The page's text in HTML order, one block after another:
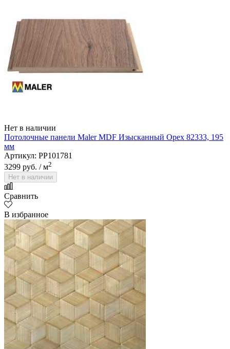
AquaFloor
Нет в наличии
Потолочные панели Maler MDF Изысканный Орех 82333, 195
мм
Артикул: PP101781
3299 руб. / м2
Нет в наличии
Сравнить
В избранное